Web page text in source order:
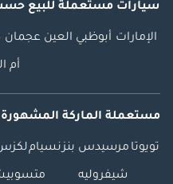
سيارات مستعملة للبيع
الإمارات أبوظبي العين عجمان
أم
مستعملة الماركة المشهورة
تويوتا مرسيدس بنزنسيام
شيفروليه